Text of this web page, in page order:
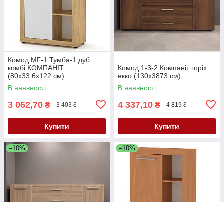
Комод МГ-1 Тумба-1 дуб
комбі КОМПАНІТ
(80х33.6х122 см)
В наявності
3 062,70 ₴ 3 403 ₴
Купити
Комод 1-3-2 Компаніт горіх
екко (130x3873 см)
В наявності
4 337,10 ₴ 4 819 ₴
Купити
–10% –10%